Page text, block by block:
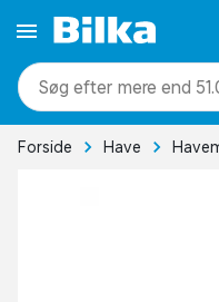
mere end
Forside Have